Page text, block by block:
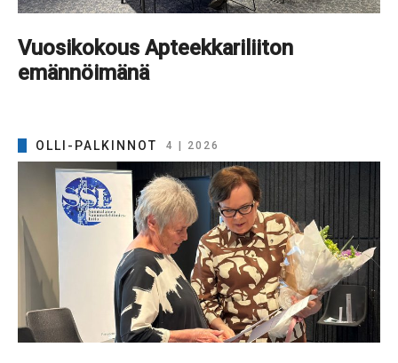
Vuosikokous Apteekkariliiton
emännöimänä
OLLI-PALKINNOT 4 | 2026